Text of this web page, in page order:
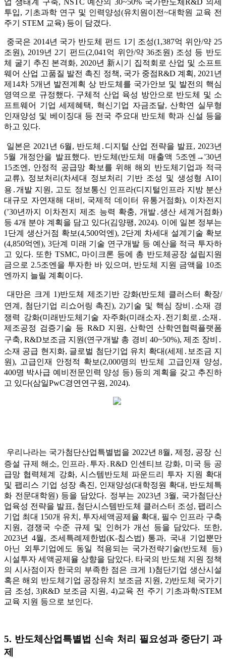
투입, 기초과학 연구 및 인력양성(유치원이전~대학원 교육 전
주기 STEM 교육) 등이 담겼다.
중국은 2014년 국가 반도체 펀드 1기 조성(1,387억 위안/약 25
조원), 2019년 2기 펀드(2,041억 위안/약 36조원) 조성 등 반도
체 굴기 추진 본격화, 2020년 新시기 집적회로 산업 및 소프트
웨어 산업 고품질 발전 촉진 정책, 국가 중점R&D 계획, 2021년
제14차 5개년 발전계획 상 반도체를 국가안보 및 발전의 핵심
영역으로 규정했다. 구체적 산업 육성 방안으로 반도체 및 소
프트웨어 기업 세제혜택, 혁신기업 자금조달, 산학연 실무형
인재양성 및 베이징대 등 전국 주요대 반도체 학과 신설 등을
하고 있다.
일본은 2021년 6월, 반도체․디지털 산업 전략을 발표, 2023년
5월 개정안을 발표했다. 반도체(반도체 매출액 5조엔→'30년
15조엔, 안정적 공급망 확보를 위해 해외 반도체기업과 적극
교류), 정보처리(차세대 정보처리 기반 조성 및 생성형 AI이
용․개발 지원, 고도 정보통신 인프라(디지털인프라 지방 분산
대규모 자연재해 대비, 국제적 데이터 유통거점화), 이차전지
(’30년까지 이차전지 제조 능력 확충, 개발․생산 세계거점화)
등 4개 분야 계획을 담고 있다(김양팽, 2024). 이에 일본 정부는
1단계 생산거점 확보(4,500억엔), 2단계 차세대 설계기술 확보
(4,850억엔), 3단계 미래 기술 연구개발 등 예산을 적극 투자하
고 있다. 또한 TSMC, 마이크론 등에 총 반도체공장 설립지원
금으로 2.5조엔을 투자한 바 있으며, 반도체 지원 금액을 10조
엔까지 늘릴 계획이다.
대만은 크게 1)반도체 제조기반 강화(반도체 클러스터 확장/
연계, 첨단기업 리쇼어링 촉진), 2)기술 및 핵심 장비․소재 경
쟁력 강화(미래반도체기술 자주화(미래소자․전기회로․소재․
제조공정 검증기술 등 R&D 지원, 산학연 산학연협력플랫폼
구축, R&D보조금 지원(연구개발 총 경비 40~50%), 제조 장비․
소재 공급 현지화, 글로벌 첨단기업 유치 확대(세제․보조금 지
원), 고급인재 안정적 확보(2,000명의 반도체 고급인재 양성,
400명 박사급 예비전문인력 양성 등) 등의 계획을 갖고 추진하
고 있다(삼일PwC경연연구원, 2024).
우리나라는 국가첨단산업특별법을 2022년 8월, 제정, 공장 신
증설 규제 해소, 인프라․투자․R&D 인센티브 강화, 미국 등 공
급망 협력체계 강화, 시스템반도체 파운드리 투자 지원 확대
및 팹리스 기업 성장 촉진, 인재양성(대학정원 확대, 반도체특
화 전문대학원) 등을 담았다. 정부는 2023년 3월, 국가첨단산
업육성 전략을 발표, 첨단시스템반도체 클러스터 조성, 팹리스
기업 최대 150개 유치, 투자세액공제율 확대, 필수 인프라 구축
지원, 경쟁국 수준 규제 및 인허가 개선 등을 담았다. 또한,
2023년 4월, 조세특례제한법(K-칩스법) 통과, 국내 기업뿐만
아닌 외투기업에도 동일 적용되는 국가전략기술(반도체 등)
시설투자 세액공제율 상향을 담았다. 타국의 반도체 지원 정책
의 시사점이자 한국의 부족한 점은 크게 1)첨단기업 생산시설
혹은 해외 반도체기업 공장유치 보조금 지원, 2)반도체 국가기
금 조성, 3)R&D 보조금 지원, 4)교육 전 주기 기초과학/STEM
교육 지원 등으로 보인다.
5. 반도체산업특별법 신속 처리 필요성과 중단기 과
제